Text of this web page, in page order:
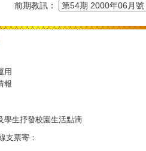
前期教訊：
用
報
學生抒發校園生活點滴
支票寄：